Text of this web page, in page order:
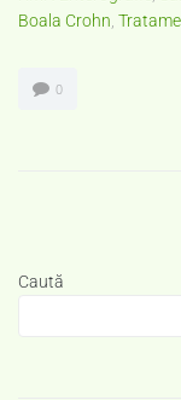
Boala Crohn
0
Caută